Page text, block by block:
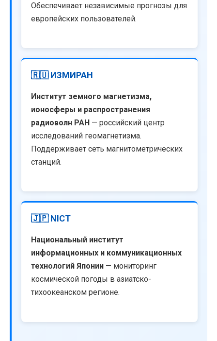
Обеспечивает независимые прогнозы для
европейских пользователей.
🇷🇺 ИЗМИРАН
Институт земного магнетизма,
ионосферы и распространения
радиоволн РАН — российский центр
исследований геомагнетизма.
Поддерживает сеть магнитометрических
станций.
🇯🇵 NICT
Национальный институт
информационных и коммуникационных
технологий Японии — мониторинг
космической погоды в азиатско-
тихоокеанском регионе.